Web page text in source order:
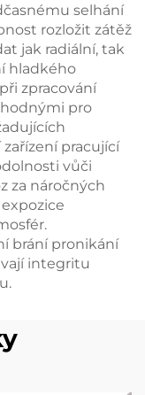
selhání
rozložit zátěž
jak radiální, tak
hladkého
zpracování
pro
pracující
vůči
za náročných
brání pronikání
integritu